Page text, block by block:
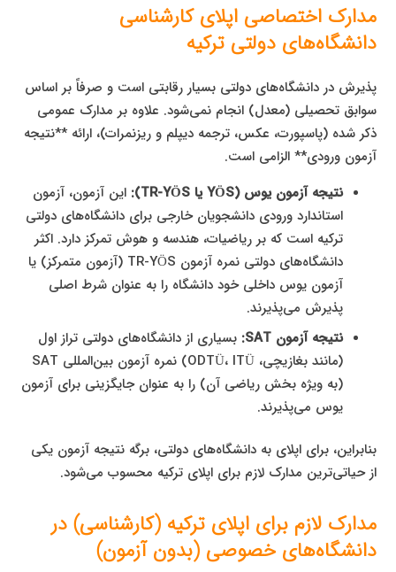
مدارک اختصاصی اپلای کارشناسی
دانشگاه‌های دولتی ترکیه
پذیرش در دانشگاه‌های دولتی بسیار رقابتی است و صرفاً بر اساس
سوابق تحصیلی (معدل) انجام نمی‌شود. علاوه بر مدارک عمومی
ذکر شده (پاسپورت، عکس، ترجمه دیپلم و ریزنمرات)، ارائه **نتیجه
آزمون ورودی** الزامی است.
نتیجه آزمون یوس (YÖS یا TR-YÖS):
این آزمون، آزمون
استاندارد ورودی دانشجویان خارجی برای دانشگاه‌های دولتی
ترکیه است که بر ریاضیات، هندسه و هوش تمرکز دارد. اکثر
دانشگاه‌های دولتی نمره آزمون TR-YÖS (آزمون متمرکز) یا
آزمون یوس داخلی خود دانشگاه را به عنوان شرط اصلی
پذیرش می‌پذیرند.
نتیجه آزمون SAT:
بسیاری از دانشگاه‌های دولتی تراز اول
(مانند بغازیچی، ODTÜ، ITÜ) نمره آزمون بین‌المللی SAT
(به ویژه بخش ریاضی آن) را به عنوان جایگزینی برای آزمون
یوس می‌پذیرند.
بنابراین، برای اپلای به دانشگاه‌های دولتی، برگه نتیجه آزمون یکی
از حیاتی‌ترین مدارک لازم برای اپلای ترکیه محسوب می‌شود.
مدارک لازم برای اپلای ترکیه (کارشناسی) در
دانشگاه‌های خصوصی (بدون آزمون)